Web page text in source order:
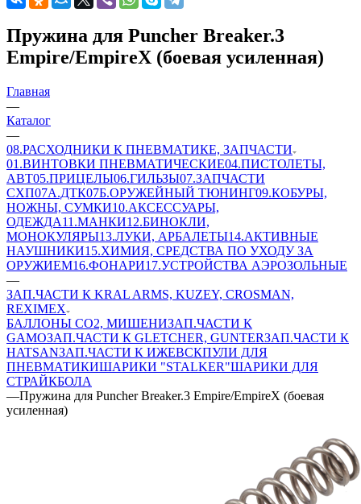
Пружина для Puncher Breaker.3
Empire/EmpireX (боевая усиленная)
Главная
—
Каталог
—
08.РАСХОДНИКИ К ПНЕВМАТИКЕ, ЗАПЧАСТИ
01.ВИНТОВКИ ПНЕВМАТИЧЕСКИЕ04.ПИСТОЛЕТЫ,
АВТ05.ПРИЦЕЛЫ06.ГИЛЬЗЫ07.ЗАПЧАСТИ
СХП07А.ДТК07Б.ОРУЖЕЙНЫЙ ТЮНИНГ09.КОБУРЫ,
НОЖНЫ, СУМКИ10.АКСЕССУАРЫ,
ОДЕЖДА11.МАНКИ12.БИНОКЛИ,
МОНОКУЛЯРЫ13.ЛУКИ, АРБАЛЕТЫ14.АКТИВНЫЕ
НАУШНИКИ15.ХИМИЯ, СРЕДСТВА ПО УХОДУ ЗА
ОРУЖИЕМ16.ФОНАРИ17.УСТРОЙСТВА АЭРОЗОЛЬНЫЕ
—
ЗАП.ЧАСТИ К KRAL ARMS, KUZEY, CROSMAN,
REXIMEX
БАЛЛОНЫ CO2, МИШЕНИЗАП.ЧАСТИ К
GAMOЗАП.ЧАСТИ К GLETCHER, GUNTERЗАП.ЧАСТИ К
HATSANЗАП.ЧАСТИ К ИЖЕВСКПУЛИ ДЛЯ
ПНЕВМАТИКИШАРИКИ "STALKER"ШАРИКИ ДЛЯ
СТРАЙКБОЛА
—Пружина для Puncher Breaker.3 Empire/EmpireX (боевая
усиленная)